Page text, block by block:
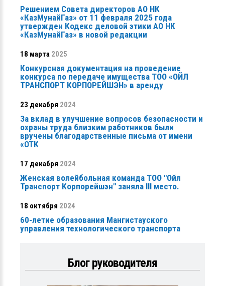
Решением Совета директоров АО НК
«КазМунайГаз» от 11 февраля 2025 года
утвержден Кодекс деловой этики АО НК
«КазМунайГаз» в новой редакции
18 марта 2025
Конкурсная документация на проведение
конкурса по передаче имущества ТОО «ОЙЛ
ТРАНСПОРТ КОРПОРЕЙШЭН» в аренду
23 декабря 2024
За вклад в улучшение вопросов безопасности и
охраны труда близким работников были
вручены благодарственные письма от имени
«ОТК
17 декабря 2024
Женская волейбольная команда ТОО "Ойл
Транспорт Корпорейшэн" заняла ІІІ место.
18 октября 2024
60-летие образования Мангистауского
управления технологического транспорта
Блог руководителя